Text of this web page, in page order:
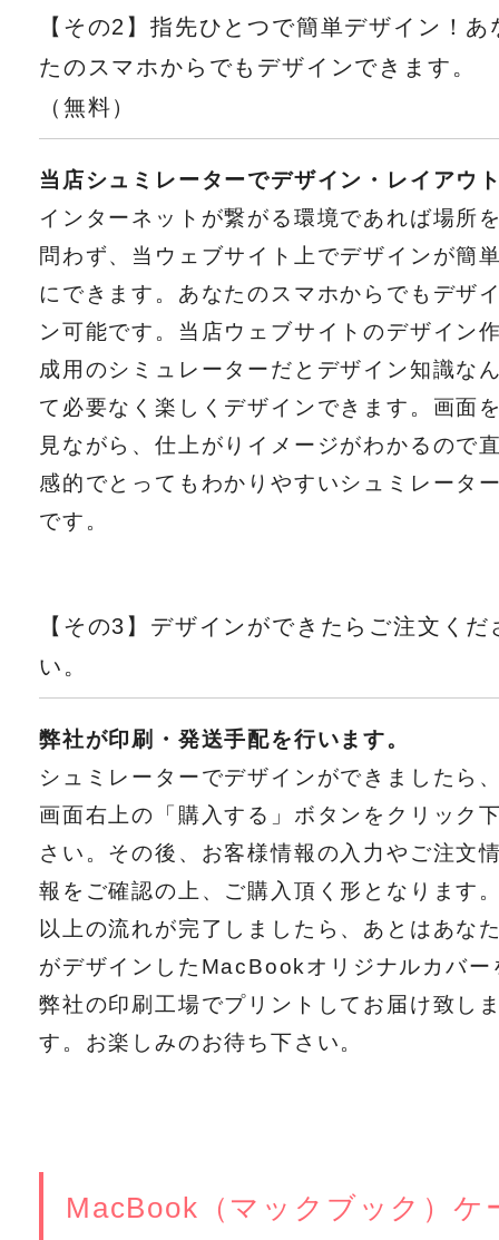
【その2】指先ひとつで簡単デザイン！あ
たのスマホからでもデザインできます。
（無料）
当店シュミレーターでデザイン・レイアウ
インターネットが繋がる環境であれば場所
問わず、当ウェブサイト上でデザインが簡
にできます。あなたのスマホからでもデザ
ン可能です。当店ウェブサイトのデザイン
成用のシミュレーターだとデザイン知識な
て必要なく楽しくデザインできます。画面
見ながら、仕上がりイメージがわかるので
感的でとってもわかりやすいシュミレータ
です。
【その3】デザインができたらご注文くだ
い。
弊社が印刷・発送手配を行います。
シュミレーターでデザインができましたら
画面右上の「購入する」ボタンをクリック
さい。その後、お客様情報の入力やご注文
報をご確認の上、ご購入頂く形となります
以上の流れが完了しましたら、あとはあな
がデザインしたMacBookオリジナルカバー
弊社の印刷工場でプリントしてお届け致し
す。お楽しみのお待ち下さい。
MacBook（マックブック）ケ